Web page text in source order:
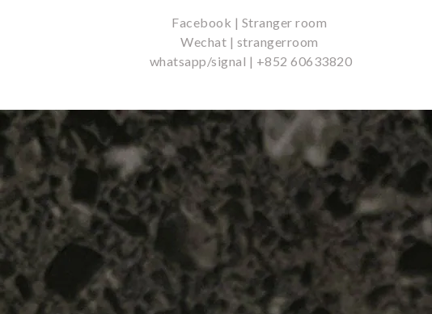
Facebook | Stranger room
Wechat | strangerroom
whatsapp/signal | +852 60633820